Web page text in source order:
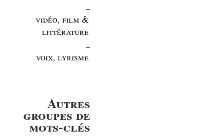
vidéo, film &
littérature
voix, lyrisme
Autres
groupes de
mots-clés